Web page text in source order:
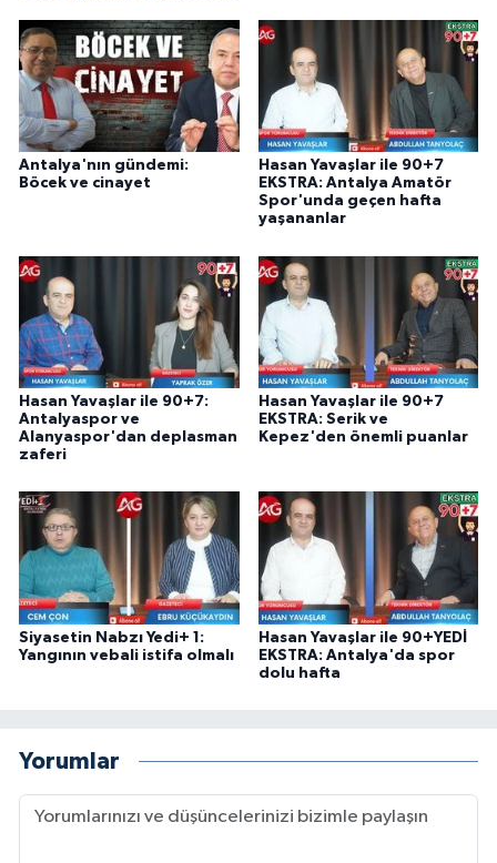
Antalya'nın gündemi:
Böcek ve cinayet
Hasan Yavaşlar ile 90+7
EKSTRA: Antalya Amatör
Spor'unda geçen hafta
yaşananlar
Hasan Yavaşlar ile 90+7:
Antalyaspor ve
Alanyaspor'dan deplasman
zaferi
Hasan Yavaşlar ile 90+7
EKSTRA: Serik ve
Kepez'den önemli puanlar
Siyasetin Nabzı Yedi+ 1:
Yangının vebali istifa olmalı
Hasan Yavaşlar ile 90+YEDİ
EKSTRA: Antalya'da spor
dolu hafta
Yorumlar